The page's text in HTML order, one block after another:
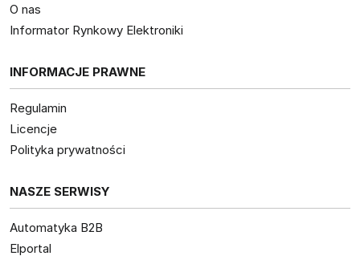
O nas
Informator Rynkowy Elektroniki
INFORMACJE PRAWNE
Regulamin
Licencje
Polityka prywatności
NASZE SERWISY
Automatyka B2B
Elportal